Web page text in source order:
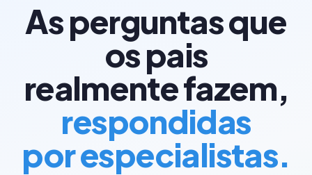
As perguntas que
os pais
realmente fazem,
respondidas
por especialistas.